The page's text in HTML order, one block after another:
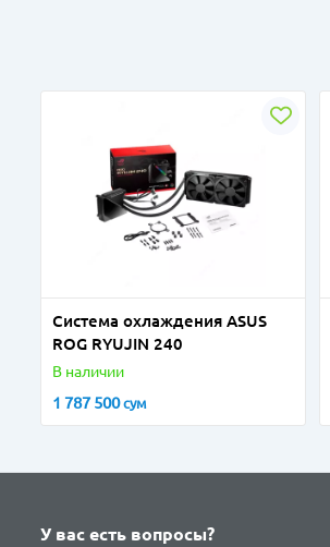
Система охлаждения ASUS
ROG RYUJIN 240
В наличии
1 787 500сум
У вас есть вопросы?